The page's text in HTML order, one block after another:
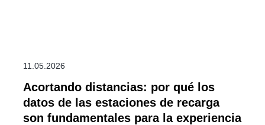
11.05.2026
Acortando distancias: por qué los
datos de las estaciones de recarga
son fundamentales para la experiencia